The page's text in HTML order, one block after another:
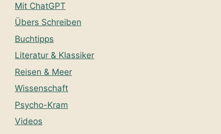
Mit ChatGPT
Übers Schreiben
Buchtipps
Literatur & Klassiker
Reisen & Meer
Wissenschaft
Psycho-Kram
Videos